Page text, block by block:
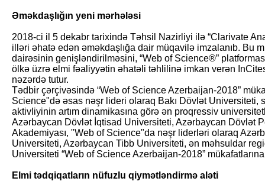
Əməkdaşlığın yeni mərhələsi
2018-ci il 5 dekabr tarixində Təhsil Nazirliyi ilə “Clarivate
illəri əhatə edən əməkdaşlığa dair müqavilə imzalanıb. Bu
dairəsinin genişləndirilməsini, “Web of Science®”
ölkə üzrə elmi fəaliyyətin əhatəli təhlilinə imkan verən InCites
nəzərdə tutur.
Tədbir çərçivəsində “Web of Science Azerbaijan-2018”
Science"də əsas nəşr lideri olaraq Bakı Dövlət Universiteti,
aktivliyinin artım dinamikasına görə ən proqressiv
Azərbaycan Dövlət İqtisad Universiteti, Azərbaycan Dövlət
Akademiyası, "Web of Science"da nəşr liderləri olaraq
Universiteti, Azərbaycan Tibb Universiteti, ən məhsuldar
Universiteti “Web of Science Azerbaijan-2018”
Elmi tədqiqatların nüfuzlu qiymətləndirmə aləti